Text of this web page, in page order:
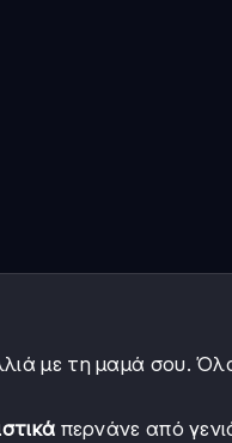
με τη μαμά σου.
περνάνε από